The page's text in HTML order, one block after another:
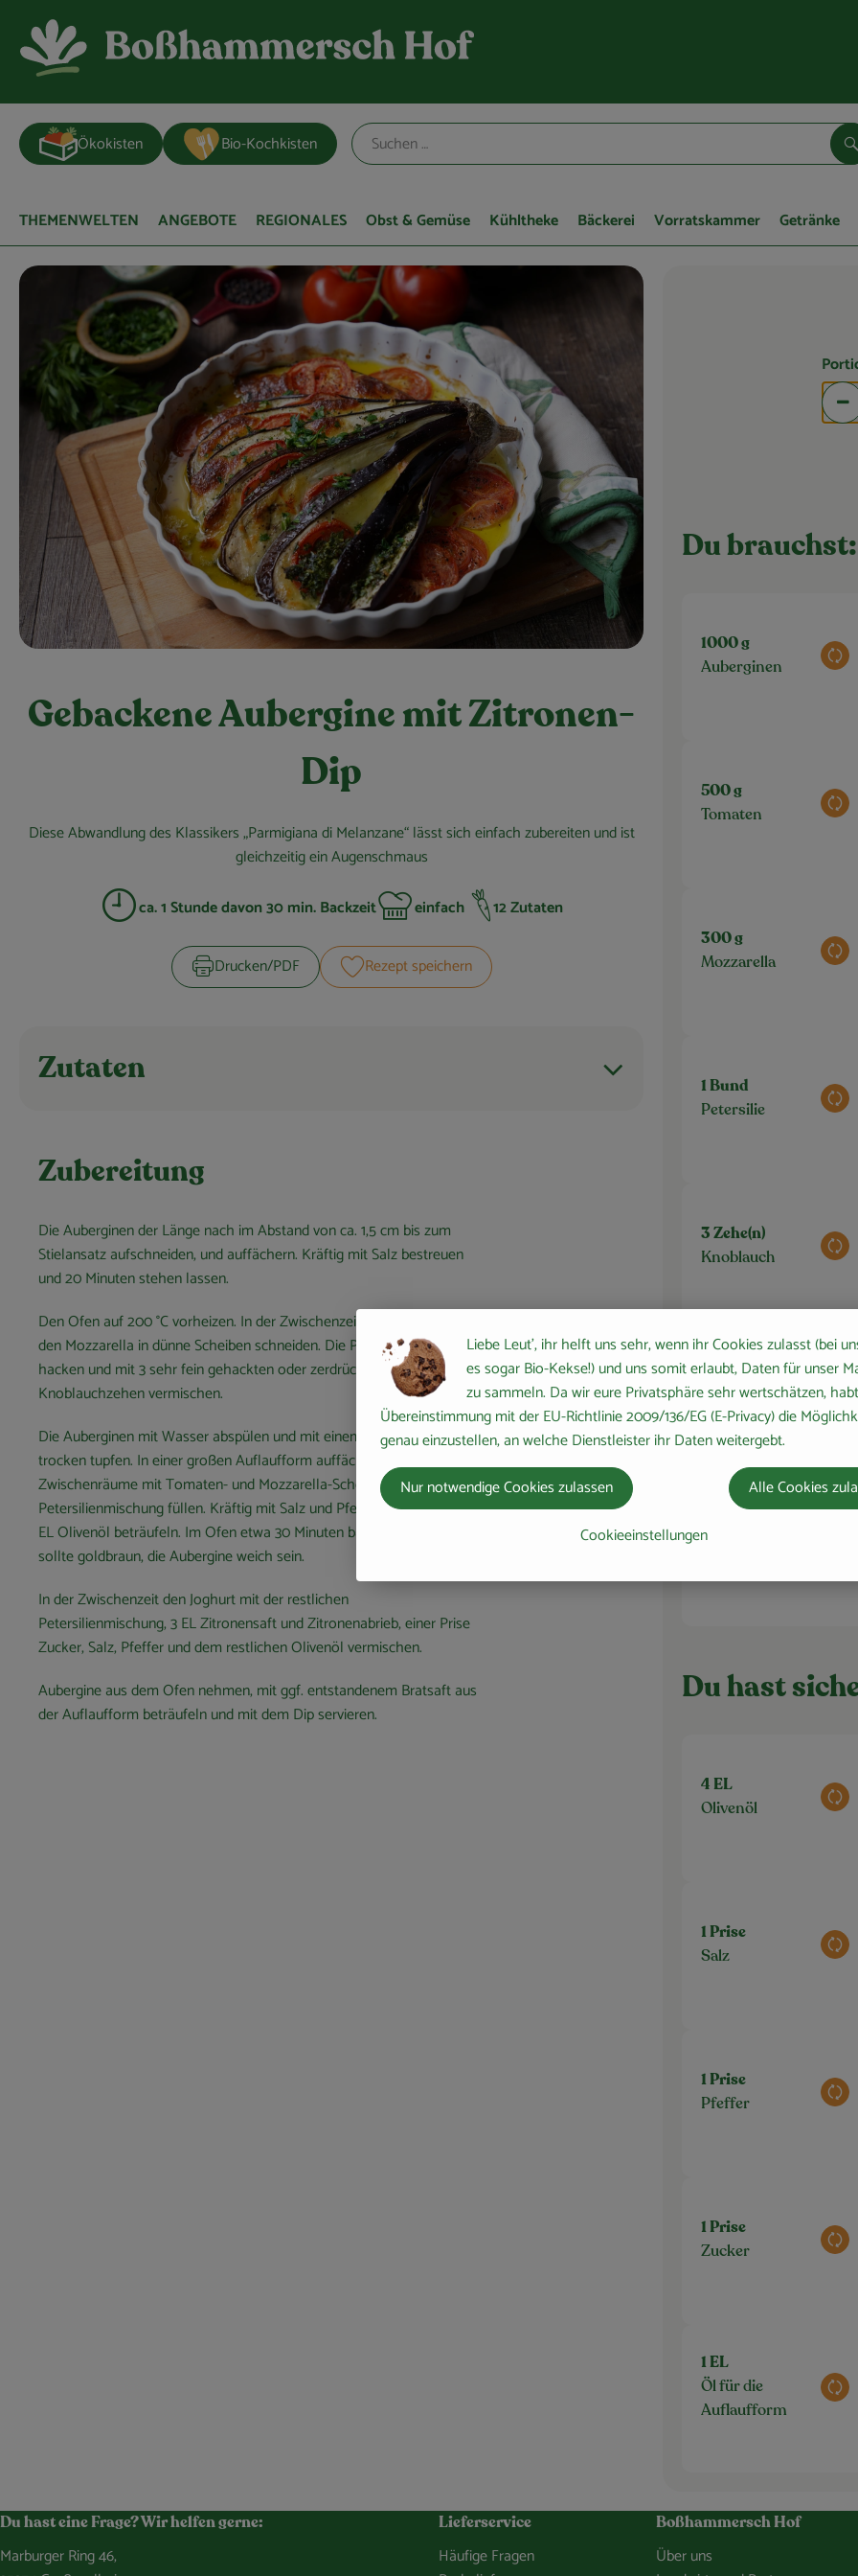
Ökokisten Bio-Kochkisten
THEMENWELTEN ANGEBOTE REGIONALES Obst & Gemüse Kühltheke Bäckerei Vorratskammer Getränke
Gebackene Aubergine mit Zitronen-
Dip
Diese Abwandlung des Klassikers „Parmigiana di Melanzane“ lässt sich einfach zubereiten und ist
gleichzeitig ein Augenschmaus
Zubreitungszeit:
ca. 1 Stunde davon 30 min. BackzeitSchwierigkeit:
einfach 12 Zutaten
Drucken​/​PDF Rezept speichern
Zutaten
Zubereitung
Die Auberginen der Länge nach im Abstand von ca. 1,5 cm bis zum
Stielansatz aufschneiden, und auffächern. Kräftig mit Salz bestreuen
und 20 Minuten stehen lassen.
Den Ofen auf 200 °C vorheizen. In der Zwischenzeit die Tomaten und
den Mozzarella in dünne Scheiben schneiden. Die Petersilie fein
hacken und mit 3 sehr fein gehackten oder zerdrückten
Knoblauchzehen vermischen.
Die Auberginen mit Wasser abspülen und mit einem Küchentuch gut
trocken tupfen. In einer großen Auflaufform auffächern und die
Zwischenräume mit Tomaten- und Mozzarella-Scheiben sowie 2/3 der
Petersilienmischung füllen. Kräftig mit Salz und Pfeffer würzen, mit 3
EL Olivenöl beträufeln. Im Ofen etwa 30 Minuten backen. Der Käse
sollte goldbraun, die Aubergine weich sein.
In der Zwischenzeit den Joghurt mit der restlichen
Petersilienmischung, 3 EL Zitronensaft und Zitronenabrieb, einer Prise
Zucker, Salz, Pfeffer und dem restlichen Olivenöl vermischen.
Aubergine aus dem Ofen nehmen, mit ggf. entstandenem Bratsaft aus
der Auflaufform beträufeln und mit dem Dip servieren.
Du brauchst:
1000 g
Auberginen
500 g
Tomaten
300 g
Mozzarella
1 Bund
Petersilie
3 Zehe(n)
Knoblauch
Joghurt (3,5%
Du hast
4 EL
Olivenöl
1 Prise
Salz
1 Prise
Pfeffer
1 Prise
Zucker
1 EL
Öl für die
Auflaufform
Du hast eine Frage? Wir helfen gerne:
Marburger Ring 46,
Lieferservice
Häufige Fragen
Boßhammersch Hof
Über uns
Liebe Leut', ihr helft uns sehr, wenn ihr Cookies zulasst (bei
es sogar Bio-Kekse!) und uns somit erlaubt, Daten für unser
zu sammeln. Da wir eure Privatsphäre sehr wertschätzen,
Übereinstimmung mit der EU-Richtlinie 2009/136/EG (E-Privacy) die
genau einzustellen, an welche Dienstleister ihr Daten weitergebt.
Cookieeinstellungen
Nur notwendige Cookies zulassen Alle Cookies